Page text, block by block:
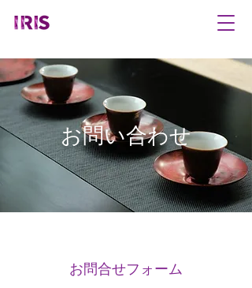
お問い合わせ
お問合せフォーム